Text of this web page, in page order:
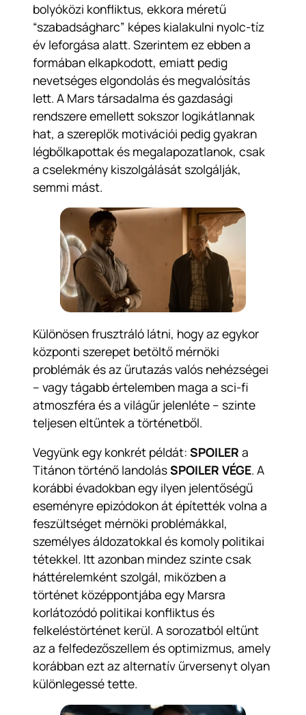
bolyóközi konfliktus, ekkora méretű
“szabadságharc” képes kialakulni nyolc-tíz
év leforgása alatt. Szerintem ez ebben a
formában elkapkodott, emiatt pedig
nevetséges elgondolás és megvalósítás
lett. A Mars társadalma és gazdasági
rendszere emellett sokszor logikátlannak
hat, a szereplők motivációi pedig gyakran
légbőlkapottak és megalapozatlanok, csak
a cselekmény kiszolgálását szolgálják,
semmi mást.
Különösen frusztráló látni, hogy az egykor
központi szerepet betöltő mérnöki
problémák és az űrutazás valós nehézségei
– vagy tágabb értelemben maga a sci-fi
atmoszféra és a világűr jelenléte – szinte
teljesen eltűntek a történetből.
Vegyünk egy konkrét példát: SPOILER a
Titánon történő landolásSPOILER VÉGE. A
korábbi évadokban egy ilyen jelentőségű
eseményre epizódokon át építették volna a
feszültséget mérnöki problémákkal,
személyes áldozatokkal és komoly politikai
tétekkel. Itt azonban mindez szinte csak
háttérelemként szolgál, miközben a
történet középpontjába egy Marsra
korlátozódó politikai konfliktus és
felkeléstörténet kerül. A sorozatból eltűnt
az a felfedezőszellem és optimizmus, amely
korábban ezt az alternatív űrversenyt olyan
különlegessé tette.